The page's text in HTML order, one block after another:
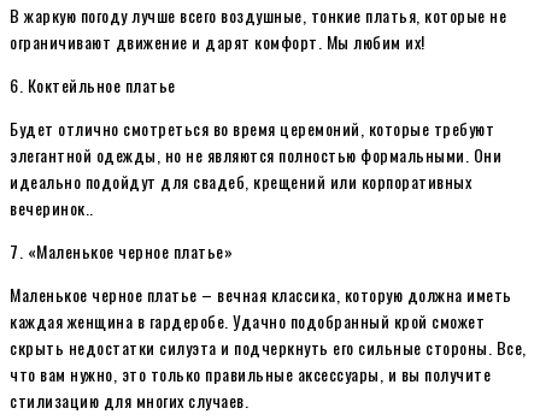
В жаркую погоду лучше всего воздушные, тонкие платья, которые не
ограничивают движение и дарят комфорт. Мы любим их!
6. Коктейльное платье
Будет отлично смотреться во время церемоний, которые требуют
элегантной одежды, но не являются полностью формальными. Они
идеально подойдут для свадеб, крещений или корпоративных
вечеринок..
7. «Маленькое черное платье»
Маленькое черное платье – вечная классика, которую должна иметь
каждая женщина в гардеробе. Удачно подобранный крой сможет
скрыть недостатки силуэта и подчеркнуть его сильные стороны. Все,
что вам нужно, это только правильные аксессуары, и вы получите
стилизацию для многих случаев.